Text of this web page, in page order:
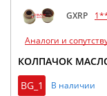
GXRP
Аналоги и
КОЛПАЧОК
BG_1
В наличии